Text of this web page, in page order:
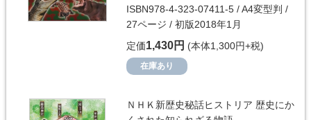
ISBN978-4-323-07411-5 / A4変型判 /
27ページ / 初版2018年1月
定価1,430円 (本体1,300円+税)
在庫あり
ＮＨＫ新歴史秘話ヒストリア 歴史にか